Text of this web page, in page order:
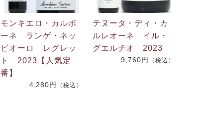
モンキエロ・カルボ
ーネ ランゲ・ネッ
ビオーロ レグレッ
ト 2023【人気定
番】
4,280円 （税込）
テヌータ・ディ・カ
ルレオーネ イル・
グエルチオ 2023
9,760円 （税込）